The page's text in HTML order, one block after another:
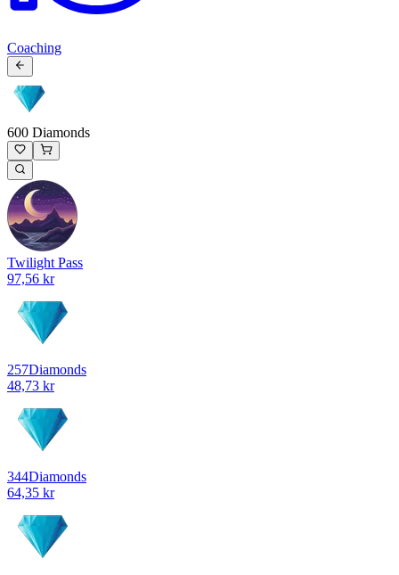
Coaching
600 Diamonds
Twilight Pass
97,56 kr
257Diamonds
48,73 kr
344Diamonds
64,35 kr